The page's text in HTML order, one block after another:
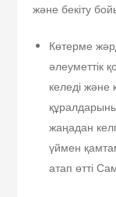
және бекіту
Көтерме
әлеуметтік
келеді және
жаңадан
үймен
атап өтті